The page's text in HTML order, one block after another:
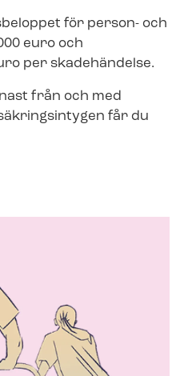
för person- och
euro och
per skadehändelse.
från och med
får du